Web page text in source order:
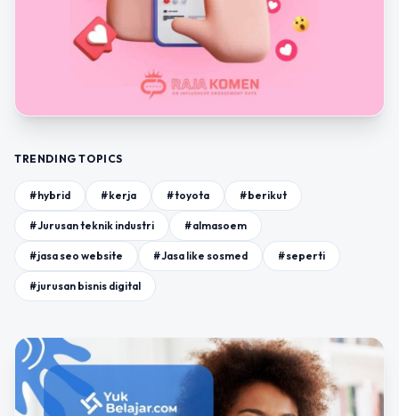
TRENDING TOPICS
#hybrid #kerja #toyota #berikut
#Jurusan teknik industri #almasoem
#jasa seo website #Jasa like sosmed #seperti
#jurusan bisnis digital